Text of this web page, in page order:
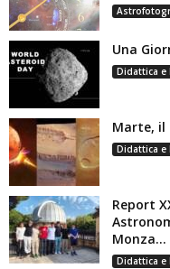
Una
Didattica e
Marte, il
Didattica e
Report
Monza...
Didattica e